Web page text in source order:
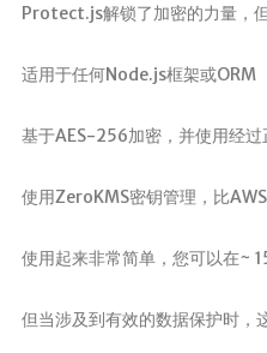
Protect.js解锁了加密的力量，
适用于任何Node.js框架或ORM
基于AES-256加密，并使用经过
使用ZeroKMS密钥管理，比
使用起来非常简单，您可以在~
但当涉及到有效的数据保护时，